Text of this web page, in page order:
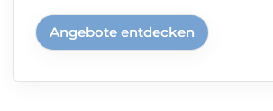
Angebote entdecken